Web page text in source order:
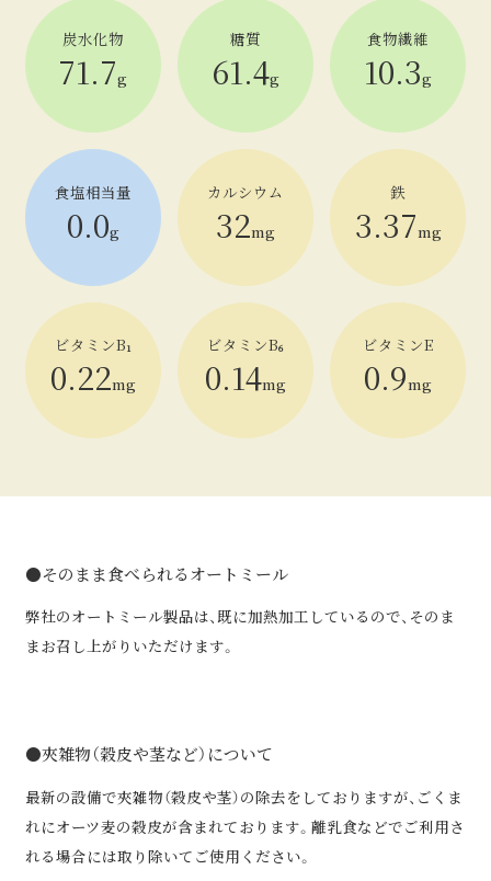
炭水化物
71.7g
糖質
61.4g
食物繊維
10.3g
食塩相当量
0.0g
カルシウム
32mg
鉄
3.37mg
ビタミンB1
0.22mg
ビタミンB6
0.14mg
ビタミンE
0.9mg
●そのまま食べられるオートミール
弊社のオートミール製品は、既に加熱加工しているので、そのま
まお召し上がりいただけます。
●夾雑物（穀皮や茎など）について
最新の設備で夾雑物（穀皮や茎）の除去をしておりますが、ごくま
れにオーツ⻨の穀⽪が含まれております。離乳⾷などでご利⽤さ
れる場合には取り除いてご使⽤ください。